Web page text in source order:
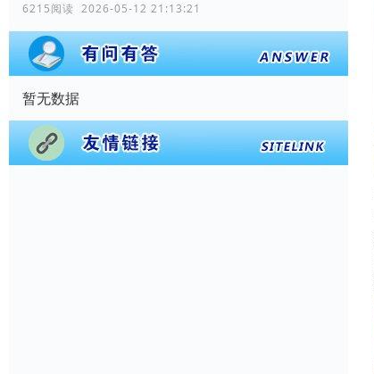
6215阅读 2026-05-12 21:13:21
暂无数据